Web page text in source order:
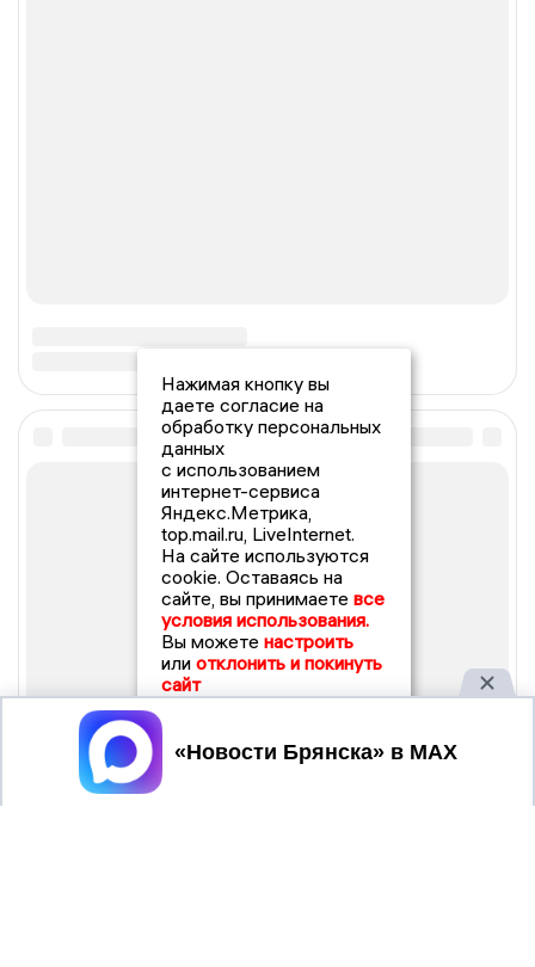
Нажимая кнопку вы
даете согласие на
обработку персональных
данных
с использованием
интернет-сервиса
Яндекс.Метрика,
top.mail.ru, LiveInternet.
На сайте используются
cookie. Оставаясь на
сайте, вы принимаете все
условия использования.
Вы можете настроить
или отклонить и покинуть
сайт
Принять